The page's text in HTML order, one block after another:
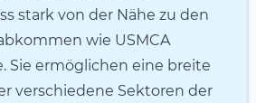
stark von der Nähe zu den
wie USMCA
Sie ermöglichen eine breite
verschiedene Sektoren der